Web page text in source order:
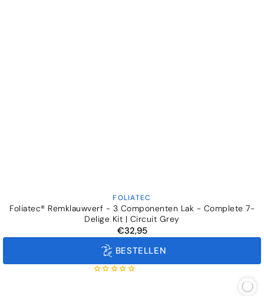
Verkoper:
FOLIATEC
Foliatec® Remklauwverf - 3 Componenten Lak - Complete 7-
Delige Kit | Circuit Grey
Normale
€32,95
BESTELLEN